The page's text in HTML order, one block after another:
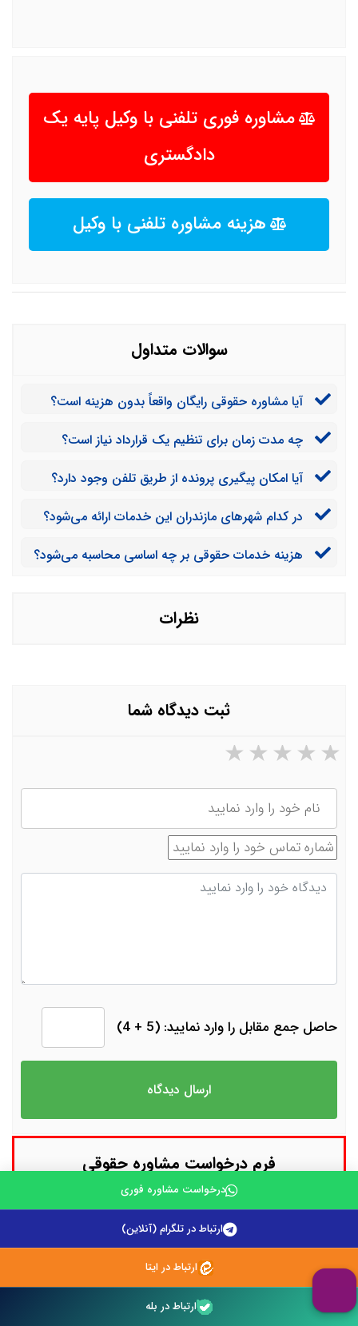
مشاوره فوری تلفنی با وکیل پایه یک
دادگستری
هزینه مشاوره تلفنی با وکیل
سوالات متداول
آیا مشاوره حقوقی رایگان واقعاً بدون هزینه است؟
چه مدت زمان برای تنظیم یک قرارداد نیاز است؟
آیا امکان پیگیری پرونده از طریق تلفن وجود دارد؟
نظرات
ثبت دیدگاه شما
۵ ستاره از ۵ ۴ ستاره از ۵ ۳ ستاره از ۵ ۲ ستاره از ۵
نام
شماره تماس
دیدگاه
حاصل جمع مقابل را وارد نمایید: (5 + 4)
فرم درخواست مشاوره حقوقی
نام
توضیحات
درخواست مشاوره فوری
ارتباط در تلگرام (آنلاین)
ارتباط در ایتا
ارتباط در بله